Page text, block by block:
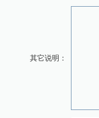
其它说明：